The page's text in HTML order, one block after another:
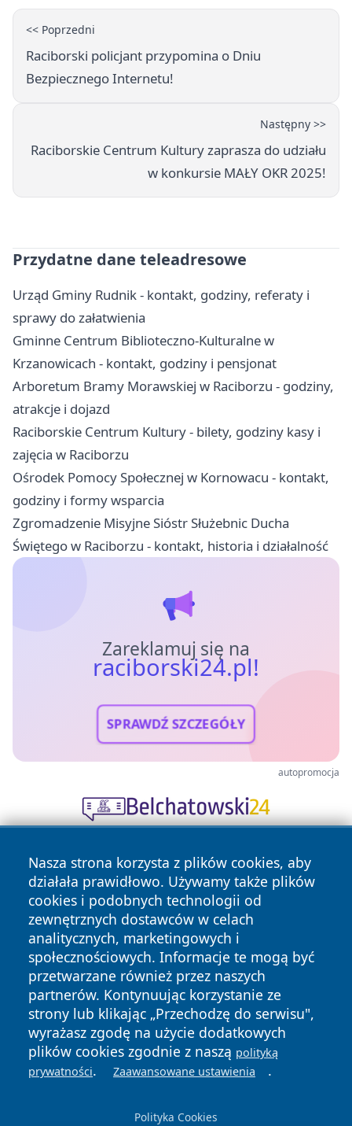
<< Poprzedni
Raciborski policjant przypomina o Dniu
Bezpiecznego Internetu!
Następny >>
Raciborskie Centrum Kultury zaprasza do udziału
w konkursie MAŁY OKR 2025!
Przydatne dane teleadresowe
Urząd Gminy Rudnik - kontakt, godziny, referaty i
sprawy do załatwienia
Gminne Centrum Biblioteczno-Kulturalne w
Krzanowicach - kontakt, godziny i pensjonat
Arboretum Bramy Morawskiej w Raciborzu - godziny,
atrakcje i dojazd
Raciborskie Centrum Kultury - bilety, godziny kasy i
zajęcia w Raciborzu
Ośrodek Pomocy Społecznej w Kornowacu - kontakt,
godziny i formy wsparcia
Zgromadzenie Misyjne Sióstr Służebnic Ducha
Świętego w Raciborzu - kontakt, historia i działalność
Zareklamuj się na
raciborski24.pl!
SPRAWDŹ SZCZEGÓŁY
autopromocja
Nasza strona korzysta z plików cookies, aby
działała prawidłowo. Używamy także plików
cookies i podobnych technologii od
zewnętrznych dostawców w celach
analitycznych, marketingowych i
społecznościowych. Informacje te mogą być
przetwarzane również przez naszych
partnerów. Kontynuując korzystanie ze
strony lub klikając „Przechodzę do serwisu",
wyrażasz zgodę na użycie dodatkowych
plików cookies zgodnie z naszą polityką
prywatności. Zaawansowane ustawienia .
Polityka Cookies
Copyright © 2026 raciborski24.pl Wszystkie prawa
zastrzeżone.
News Autorzy
Polityka
Prywatności
Polityka
Cookies